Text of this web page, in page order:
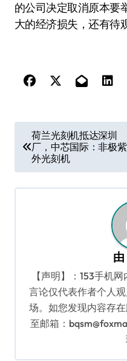
的公司决定取消原本要
大的经济损失，还有待
章
导
航
荷兰光刻机抵达深圳
厂，中芯国际：非极紫
外光刻机
由
【声明】：153手机
言论仅代表作者个人
场。如您发现内容存
至邮箱：